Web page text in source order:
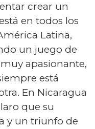
crear un
en todos los
Latina,
un juego de
apasionante,
está
En Nicaragua
que su
y un triunfo de